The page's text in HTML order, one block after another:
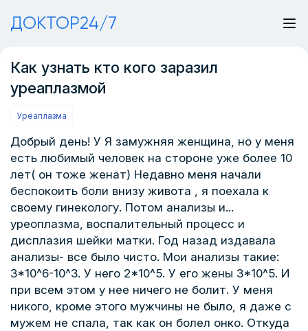
ДОКТОР24/7
Как узнать кто кого заразил
уреаплазмой
Уреаплазма
Добрый день! У Я замужняя женщина, но у меня
есть любимый человек на стороне уже более 10
лет( он тоже женат) Недавно меня начали
беспокоить боли внизу живота , я поехала к
своему гинекологу. Потом анализы и...
уреоплазма, воспалительный процесс и
дисплазия шейки матки. Год назад издавала
анализы- все было чисто. Мои анализы такие:
3*10^6-10^3. У него 2*10^5. У его жены 3*10^5. И
при всем этом у нее ничего не болит. У меня
никого, кроме этого мужчины не было, я даже с
мужем не спала, так как он болел онко. Откуда